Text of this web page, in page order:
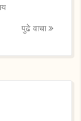
पुढे वाचा